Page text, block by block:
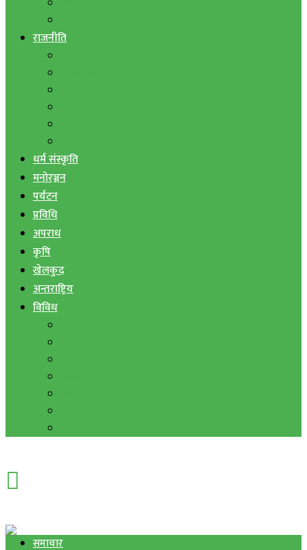
राजनीति
धर्म संस्कृति
मनोरञ्जन
पर्यटन
प्रविधि
अपराध
कृषि
खेलकुद
अन्तराष्ट्रिय
विविध
समाचार